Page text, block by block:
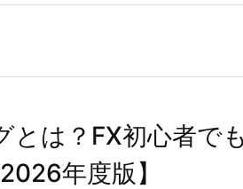
とは？FX初心者で
年度版】